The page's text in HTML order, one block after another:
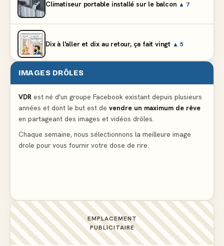
Climatiseur portable installé sur le balcon ▲ 7
Dix à l'aller et dix au retour, ça fait vingt ▲ 5
Et vous prétendez que la lumière du frigo s'éteint
Lidl propose un climatiseur avec gants de boxe et
protège-dent offerts
IMAGES DRÔLES
VDR est né d'un groupe Facebook existant depuis plusieurs
années et dont le but est de vendre un maximum de rêve
en partageant des images et vidéos drôles.
Chaque semaine, nous sélectionnons la meilleure image
drole pour vous fournir votre dose de rire.
EMPLACEMENT
PUBLICITAIRE